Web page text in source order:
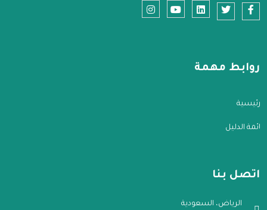
روابط مهمة
الرئيسية
قائمة الدليل
اتصل بنا
الرياض، السعودية